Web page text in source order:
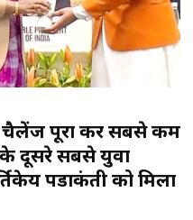
चैलेंज पूरा कर सबसे कम
के दूसरे सबसे युवा
पडाकंती को मिला